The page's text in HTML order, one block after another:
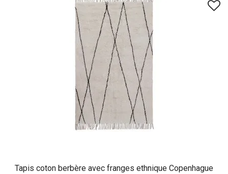
Tapis coton berbère avec franges ethnique Copenhague